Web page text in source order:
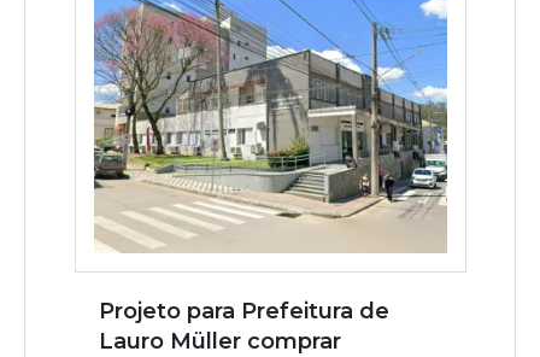
Projeto para Prefeitura de
Lauro Müller comprar